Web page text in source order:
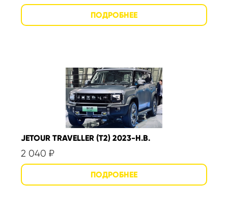
JETOUR TRAVELLER (T2) 2023-Н.В.
2 040 ₽